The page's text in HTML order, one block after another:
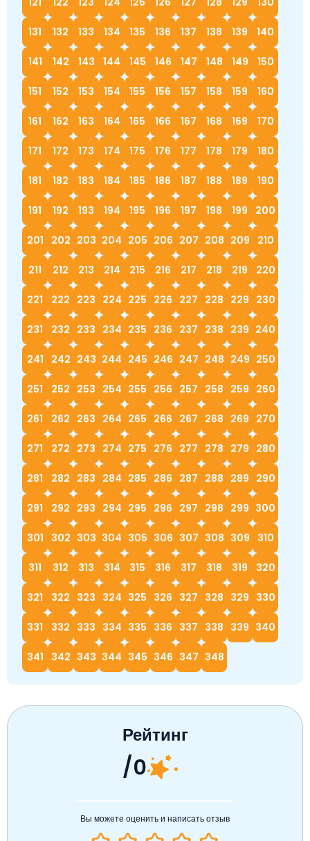
131 132 133 134 135 136 137 138 139 140
141 142 143 144 145 146 147 148 149 150
151 152 153 154 155 156 157 158 159 160
161 162 163 164 165 166 167 168 169 170
171 172 173 174 175 176 177 178 179 180
181 182 183 184 185 186 187 188 189 190
191 192 193 194 195 196 197 198 199 200
201 202 203 204 205 206 207 208 209 210
211 212 213 214 215 216 217 218 219 220
221 222 223 224 225 226 227 228 229 230
231 232 233 234 235 236 237 238 239 240
241 242 243 244 245 246 247 248 249 250
251 252 253 254 255 256 257 258 259 260
261 262 263 264 265 266 267 268 269 270
271 272 273 274 275 276 277 278 279 280
281 282 283 284 285 286 287 288 289 290
291 292 293 294 295 296 297 298 299 300
301 302 303 304 305 306 307 308 309 310
311 312 313 314 315 316 317 318 319 320
321 322 323 324 325 326 327 328 329 330
331 332 333 334 335 336 337 338 339 340
341 342 343 344 345 346 347 348
Рейтинг
/0
Вы можете оценить и написать отзыв